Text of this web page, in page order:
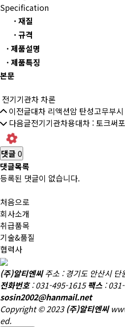
Specification
· 재질
· 규격
· 제품설명
· 제품특징
본문
전기기관차 차론
이전글대차 리액션암 탄성고무부시
다음글전기기관차용대차 : 토크써
댓글 0
댓글목록
등록된 댓글이 없습니다.
처음으로
회사소개
취급품목
기술&품질
협력사
철도 차량 부품, 고속철도용 부품, 댐
변, 억압변, 감압변, 용하중변 등
(주)알티엔씨주소 : 경기도 안산시 단
전화번호: 031-495-1615팩스 :
sosin2002@hanmail.net
Copyright © 2023 (주)알티엔씨
ed.